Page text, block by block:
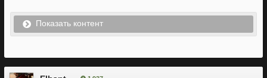
Показать контент